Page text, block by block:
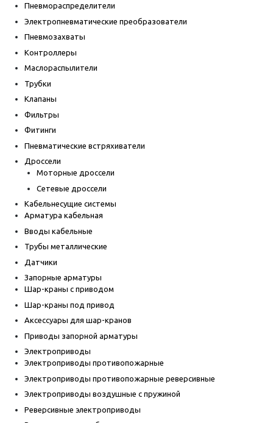
Пневмораспределители
Электропневматические преобразователи
Пневмозахваты
Контроллеры
Маслораспылители
Трубки
Клапаны
Фильтры
Фитинги
Пневматические встряхиватели
Дроссели
Моторные дроссели
Сетевые дроссели
Кабельнесущие системы
Арматура кабельная
Вводы кабельные
Трубы металлические
Датчики
Запорные арматуры
Шар-краны с приводом
Шар-краны под привод
Аксессуары для шар-кранов
Приводы запорной арматуры
Электроприводы
Электроприводы противопожарные
Электроприводы противопожарные реверсивные
Электроприводы воздушные с пружиной
Реверсивные электроприводы